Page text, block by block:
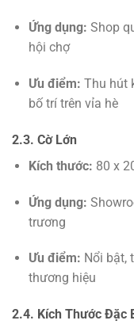
Ứng dụng: Shop
hội chợ
Ưu điểm: Thu hút
bố trí trên vỉa hè
2.3. Cờ Lớn
Kích thước: 80 x
Ứng dụng:
trương
Ưu điểm: Nổi bật,
thương hiệu
2.4. Kích Thước Đặc